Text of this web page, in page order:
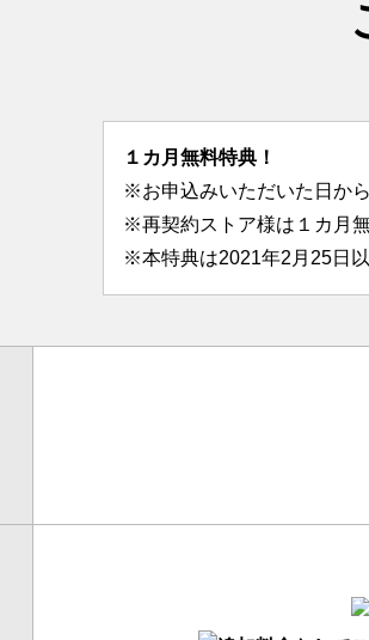
１カ月無料特典！
※お申込みいただいた日か
※再契約ストア様は１カ月
※本特典は2021年2月25日